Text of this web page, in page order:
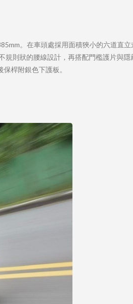
。在車頭處採用面積狹小的六道直立
規則狀的腰線設計，再搭配門檻護片與隱
桿附銀色下護板。